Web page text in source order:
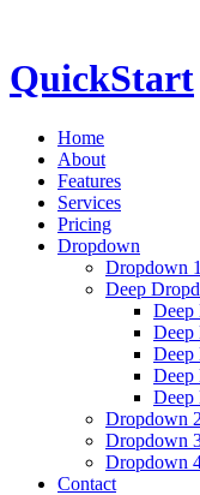
QuickStart
Home
About
Features
Services
Pricing
Dropdown
Dropdown 1
Deep
Deep
Deep
Deep
Deep
Deep
Dropdown 2
Dropdown
Dropdown
Contact